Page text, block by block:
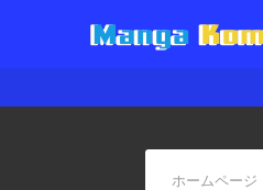
ホームページ